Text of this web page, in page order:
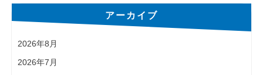
アーカイブ
2026年8月
2026年7月